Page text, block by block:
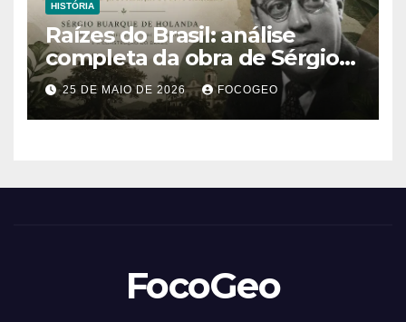
HISTÓRIA
Raízes do Brasil: análise
completa da obra de Sérgio
Buarque de Holanda e sua
importância para entender a
formação do Brasil
25 DE MAIO DE 2026 FOCOGEO
FocoGeo